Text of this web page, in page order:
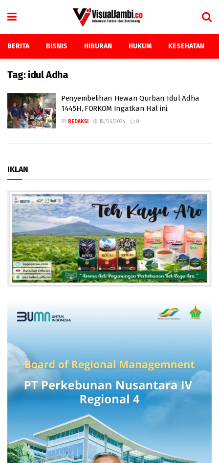
BERITA BISNIS HIBURAN HUKUM KESEHATAN
Tag: idul Adha
Penyembelihan Hewan Qurban Idul Adha
1445H, FORKOM Ingatkan Hal ini.
BY REDAKSI 18/06/2024 0
IKLAN